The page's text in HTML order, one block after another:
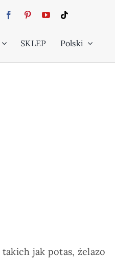
SKLEP Polski
jak potas, żelazo